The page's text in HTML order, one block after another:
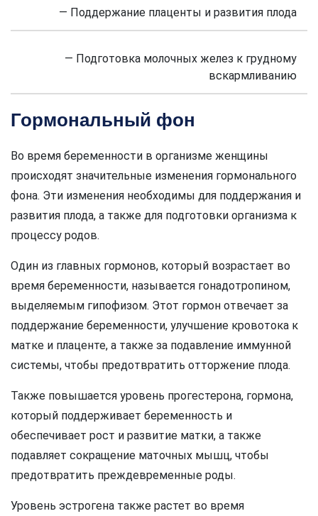
— Поддержание плаценты и развития плода
— Подготовка молочных желез к грудному
вскармливанию
Гормональный фон
Во время беременности в организме женщины
происходят значительные изменения гормонального
фона. Эти изменения необходимы для поддержания и
развития плода, а также для подготовки организма к
процессу родов.
Один из главных гормонов, который возрастает во
время беременности, называется гонадотропином,
выделяемым гипофизом. Этот гормон отвечает за
поддержание беременности, улучшение кровотока к
матке и плаценте, а также за подавление иммунной
системы, чтобы предотвратить отторжение плода.
Также повышается уровень прогестерона, гормона,
который поддерживает беременность и
обеспечивает рост и развитие матки, а также
подавляет сокращение маточных мышц, чтобы
предотвратить преждевременные роды.
Уровень эстрогена также растет во время